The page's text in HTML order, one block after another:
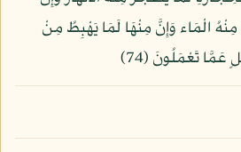
الْمَاء وَإِنَّ مِنْهَا لَمَا يَهْبِطُ مِنْ
عَمَّا تَعْمَلُونَ (74)